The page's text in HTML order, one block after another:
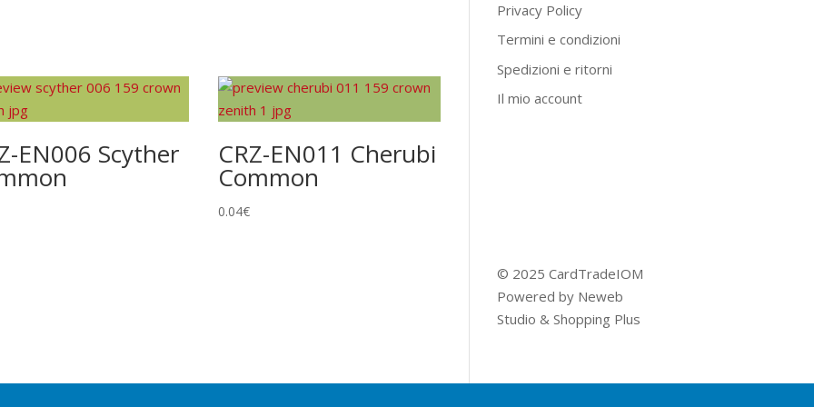
EN006 Scyther CRZ-EN011 Cherubi
Common
0.04€
Privacy Policy
Termini e condizioni
Spedizioni e ritorni
Il mio account
© 2025 CardTradeIOM
Powered by Neweb
Studio & Shopping Plus